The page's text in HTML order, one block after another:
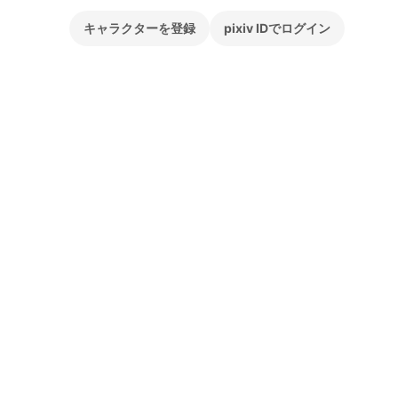
キャラクターを登録 pixiv IDでログイン